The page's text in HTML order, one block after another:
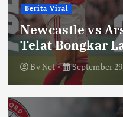
Berita Viral
Newcastle vs
Telat Bongkar
ByNet September